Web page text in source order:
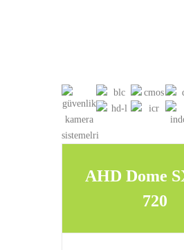
AHD Dome
720